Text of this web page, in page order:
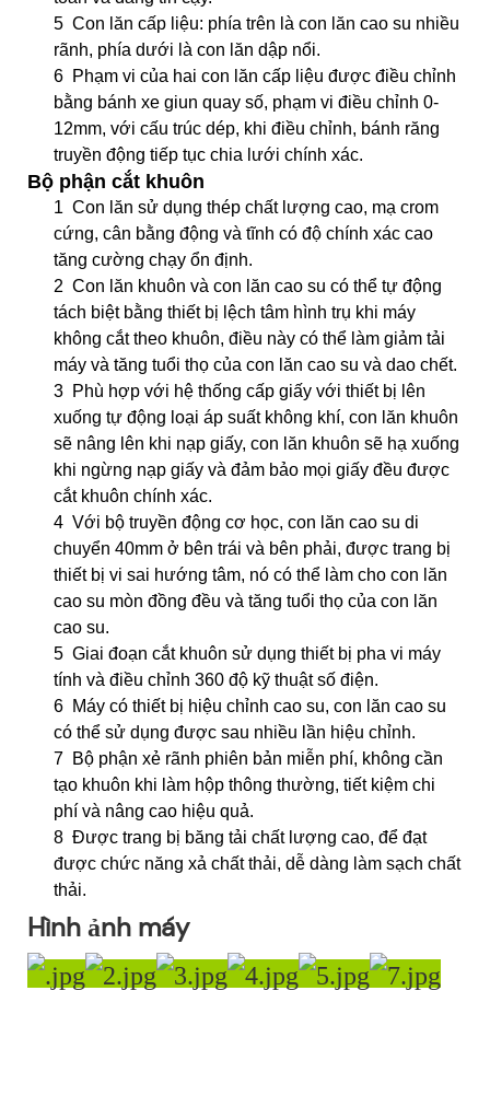
5 Con lăn cấp liệu: phía trên là con lăn cao su nhiều
rãnh, phía dưới là con lăn dập nổi.
6 Phạm vi của hai con lăn cấp liệu được điều chỉnh
bằng bánh xe giun quay số, phạm vi điều chỉnh 0-
12mm, với cấu trúc dép, khi điều chỉnh, bánh răng
truyền động tiếp tục chia lưới chính xác.
Bộ phận cắt khuôn
1 Con lăn sử dụng thép chất lượng cao, mạ crom
cứng, cân bằng động và tĩnh có độ chính xác cao
tăng cường chạy ổn định.
2 Con lăn khuôn và con lăn cao su có thể tự động
tách biệt bằng thiết bị lệch tâm hình trụ khi máy
không cắt theo khuôn, điều này có thể làm giảm tải
máy và tăng tuổi thọ của con lăn cao su và dao chết.
3 Phù hợp với hệ thống cấp giấy với thiết bị lên
xuống tự động loại áp suất không khí, con lăn khuôn
sẽ nâng lên khi nạp giấy, con lăn khuôn sẽ hạ xuống
khi ngừng nạp giấy và đảm bảo mọi giấy đều được
cắt khuôn chính xác.
4 Với bộ truyền động cơ học, con lăn cao su di
chuyển 40mm ở bên trái và bên phải, được trang bị
thiết bị vi sai hướng tâm, nó có thể làm cho con lăn
cao su mòn đồng đều và tăng tuổi thọ của con lăn
cao su.
5 Giai đoạn cắt khuôn sử dụng thiết bị pha vi máy
tính và điều chỉnh 360 độ kỹ thuật số điện.
6 Máy có thiết bị hiệu chỉnh cao su, con lăn cao su
có thể sử dụng được sau nhiều lần hiệu chỉnh.
7 Bộ phận xẻ rãnh phiên bản miễn phí, không cần
tạo khuôn khi làm hộp thông thường, tiết kiệm chi
phí và nâng cao hiệu quả.
8 Được trang bị băng tải chất lượng cao, để đạt
được chức năng xả chất thải, dễ dàng làm sạch chất
thải.
Hình ảnh máy